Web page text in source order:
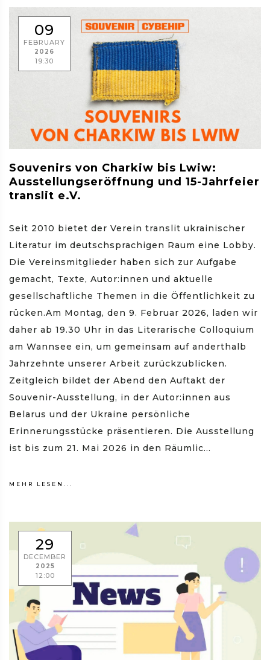
09
FEBRUARY
2026
19:30
Souvenirs von Charkiw bis Lwiw:
Ausstellungseröffnung und 15-Jahrfeier
translit e.V.
Seit 2010 bietet der Verein translit ukrainischer
Literatur im deutschsprachigen Raum eine Lobby.
Die Vereinsmitglieder haben sich zur Aufgabe
gemacht, Texte, Autor:innen und aktuelle
gesellschaftliche Themen in die Öffentlichkeit zu
rücken.Am Montag, den 9. Februar 2026, laden wir
daher ab 19.30 Uhr in das Literarische Colloquium
am Wannsee ein, um gemeinsam auf anderthalb
Jahrzehnte unserer Arbeit zurückzublicken.
Zeitgleich bildet der Abend den Auftakt der
Souvenir-Ausstellung, in der Autor:innen aus
Belarus und der Ukraine persönliche
Erinnerungsstücke präsentieren. Die Ausstellung
ist bis zum 21. Mai 2026 in den Räumlic...
MEHR LESEN...
29
DECEMBER
2025
12:00